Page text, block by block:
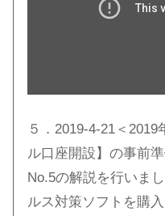
５．2019-4-21＜
ル口座開設】の事前
No.5の解説を行いま
ルス対策ソフトを購入